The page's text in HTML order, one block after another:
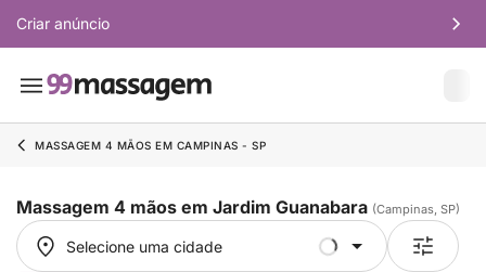
Criar anúncio
MASSAGEM 4 MÃOS EM CAMPINAS - SP
Massagem 4 mãos em Jardim Guanabara (Campinas, SP)
Selecione uma cidade
Selecione uma cidade